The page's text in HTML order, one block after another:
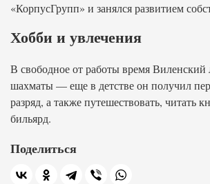
«КорпусГрупп» и занялся развитием
Хобби и увлечения
В свободное от работы время Виленский
шахматы — еще в детстве он получил
разряд, а также путешествовать, читать
бильярд.
Поделиться